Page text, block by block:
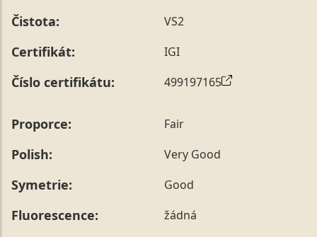
Čistota: VS2
Certifikát: IGI
Číslo certifikátu: 499197165
Proporce: Fair
Polish: Very Good
Symetrie: Good
Fluorescence: žádná